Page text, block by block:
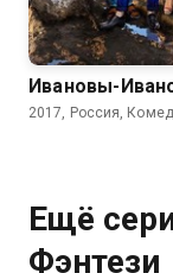
7.8 6.6
Ивановы-
2017, Россия,
Ещё
Фэнтези